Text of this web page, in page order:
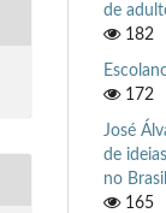
de
182
172
José
de
no
165